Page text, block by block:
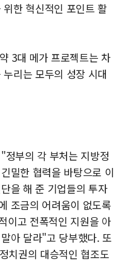
한 혁신적인 포인트 활
3대 메가 프로젝트는 차
리는 모두의 성장 시대
정부의 각 부처는 지방정
밀한 협력을 바탕으로 이
을 해 준 기업들의 투자
조금의 어려움이 없도록
이고 전폭적인 지원을 아
아 달라"고 당부했다. 또
치권의 대승적인 협조도